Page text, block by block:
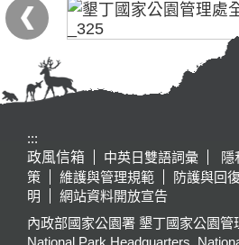
:::
政風信箱
中英日雙語詞彙 隱
策
維護與管理規範 防護與回
明
網站資料開放宣告
內政部國家公園署 墾丁國家公園管
National Park Headquarters,